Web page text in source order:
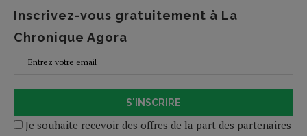
Inscrivez-vous gratuitement à La
Chronique Agora
S'INSCRIRE
Je souhaite recevoir des offres de la part des partenaires